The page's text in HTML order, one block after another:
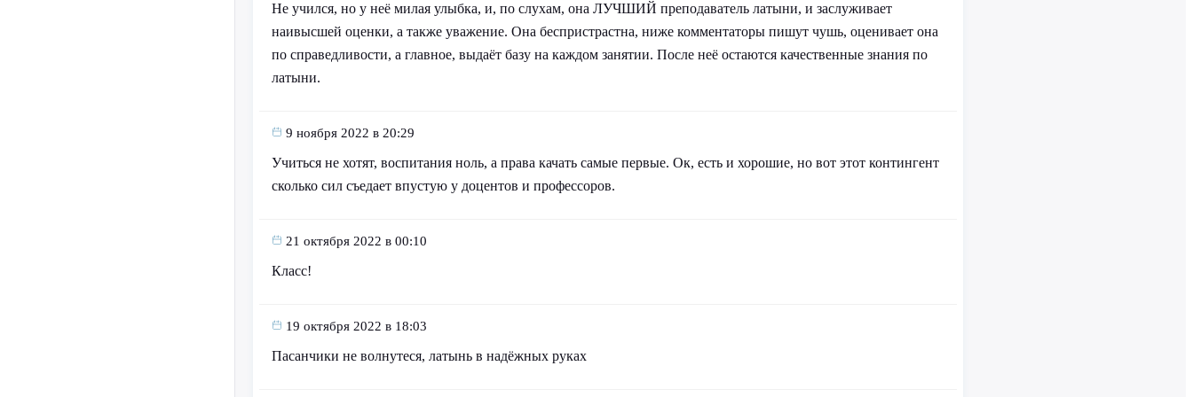
Не учился, но у неё милая улыбка, и, по слухам, она ЛУЧШИЙ преподаватель латыни, и заслуживает
наивысшей оценки, а также уважение. Она беспристрастна, ниже комментаторы пишут чушь, оценивает она
по справедливости, а главное, выдаёт базу на каждом занятии. После неё остаются качественные знания по
латыни.
9 ноября 2022 в 20:29
Учиться не хотят, воспитания ноль, а права качать самые первые. Ок, есть и хорошие, но вот этот контингент
сколько сил съедает впустую у доцентов и профессоров.
21 октября 2022 в 00:10
Класс!
19 октября 2022 в 18:03
Пасанчики не волнутеся, латынь в надёжных руках